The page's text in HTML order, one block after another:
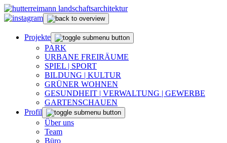
Projekte
PARK
URBANE FREIRÄUME
SPIEL | SPORT
BILDUNG | KULTUR
GRÜNER WOHNEN
GESUNDHEIT | VERWALTUNG | GEWERBE
GARTENSCHAUEN
Profil
Über uns
Team
Büro